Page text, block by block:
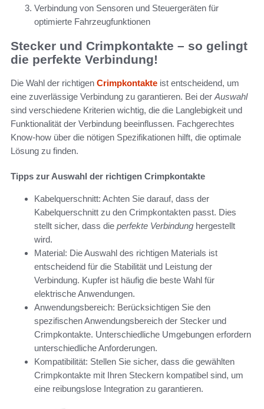
Verbindung von Sensoren und Steuergeräten für
optimierte Fahrzeugfunktionen
Stecker und Crimpkontakte – so gelingt
die perfekte Verbindung!
Die Wahl der richtigen Crimpkontakte ist entscheidend, um
eine zuverlässige Verbindung zu garantieren. Bei der Auswahl
sind verschiedene Kriterien wichtig, die die Langlebigkeit und
Funktionalität der Verbindung beeinflussen. Fachgerechtes
Know-how über die nötigen Spezifikationen hilft, die optimale
Lösung zu finden.
Tipps zur Auswahl der richtigen Crimpkontakte
Kabelquerschnitt: Achten Sie darauf, dass der
Kabelquerschnitt zu den Crimpkontakten passt. Dies
stellt sicher, dass die perfekte Verbindung hergestellt
wird.
Material: Die Auswahl des richtigen Materials ist
entscheidend für die Stabilität und Leistung der
Verbindung. Kupfer ist häufig die beste Wahl für
elektrische Anwendungen.
Anwendungsbereich: Berücksichtigen Sie den
spezifischen Anwendungsbereich der Stecker und
Crimpkontakte. Unterschiedliche Umgebungen erfordern
unterschiedliche Anforderungen.
Kompatibilität: Stellen Sie sicher, dass die gewählten
Crimpkontakte mit Ihren Steckern kompatibel sind, um
eine reibungslose Integration zu garantieren.